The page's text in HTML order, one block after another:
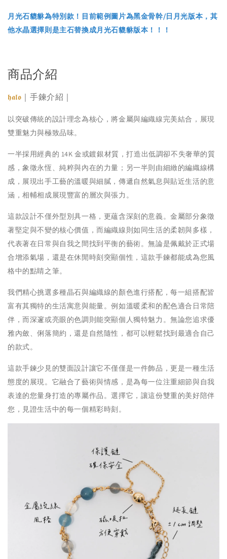
月光石貔貅為特別款！目前範例圖片為黑金骨幹/日月光版本，其
他水晶選擇則是主石替換成月光石貔貅版本！！！
商品介紹
𝖍𝖆𝖑𝖔 ｜手鍊介紹｜
以突破傳統的設計理念為核心，將金屬與編織線完美結合，展現
雙重魅力與極致品味。
一半採用經典的 14K 金或鍍銀材質，打造出低調卻不失奢華的質
感，象徵永恆、純粹與內在的力量；另一半則由細緻的編織線構
成，展現出手工藝的溫暖與細膩，傳遞自然氣息與貼近生活的意
涵，相輔相成展現豐富的層次與張力。
這款設計不僅外型別具一格，更蘊含深刻的意義。金屬部分象徵
著堅定與不變的核心價值，而編織線則如同生活的柔韌與多樣，
代表著在日常與自我之間找到平衡的藝術。無論是佩戴於正式場
合增添氣場，還是在休閒時刻突顯個性，這款手鍊都能成為您風
格中的點睛之筆。
我們精心挑選多種晶石與編織線的顏色進行搭配，每一組搭配皆
富有其獨特的生活寓意與能量。例如溫暖柔和的配色適合日常陪
伴，而深邃或亮眼的色調則能突顯個人獨特魅力。無論您追求優
雅內斂、俐落簡約，還是自然隨性，都可以輕鬆找到最適合自己
的款式。
這款手鍊少見的雙面設計讓它不僅僅是一件飾品，更是一種生活
態度的展現。它融合了藝術與情感，是為每一位注重細節與自我
表達的您量身打造的專屬作品。選擇它，讓這份雙重的美好陪伴
您，見證生活中的每一個精彩時刻。